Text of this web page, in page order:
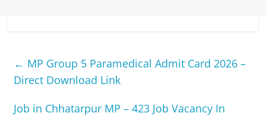
← MP Group 5 Paramedical Admit Card 2026 –
Direct Download Link
Job in Chhatarpur MP – 423 Job Vacancy In